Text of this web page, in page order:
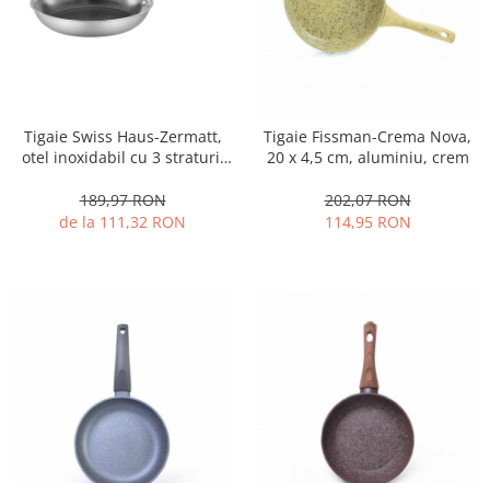
Tigaie Swiss Haus-Zermatt,
otel inoxidabil cu 3 straturi,
189,97 RON
de la 111,32 RON
Tigaie Fissman-Crema Nova,
20 x 4,5 cm, aluminiu, crem
202,07 RON
114,95 RON